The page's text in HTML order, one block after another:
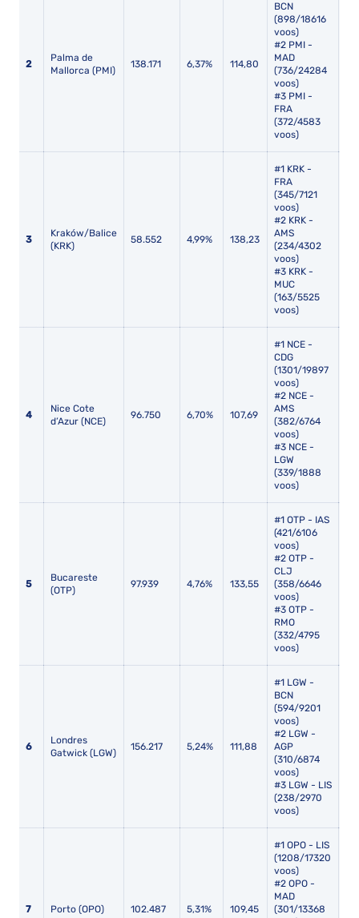
2
Palma de
Mallorca (PMI)
138.171 6,37% 114,80
BCN
(898/18616
voos)
#2 PMI -
MAD
(736/24284
voos)
#3 PMI -
FRA
(372/4583
voos)
3
Kraków/Balice
(KRK)
58.552 4,99% 138,23
#1 KRK -
FRA
(345/7121
voos)
#2 KRK -
AMS
(234/4302
voos)
#3 KRK -
MUC
(163/5525
voos)
4
Nice Cote
d’Azur (NCE)
96.750 6,70% 107,69
#1 NCE -
CDG
(1301/19897
voos)
#2 NCE -
AMS
(382/6764
voos)
#3 NCE -
LGW
(339/1888
voos)
5
Bucareste
(OTP)
97.939 4,76% 133,55
#1 OTP - IAS
(421/6106
voos)
#2 OTP -
CLJ
(358/6646
voos)
#3 OTP -
RMO
(332/4795
voos)
6
Londres
Gatwick (LGW)
156.217 5,24% 111,88
#1 LGW -
BCN
(594/9201
voos)
#2 LGW -
AGP
(310/6874
voos)
#3 LGW - LIS
(238/2970
voos)
7 Porto (OPO) 102.487 5,31% 109,45
#1 OPO - LIS
(1208/17320
voos)
#2 OPO -
MAD
(301/13368